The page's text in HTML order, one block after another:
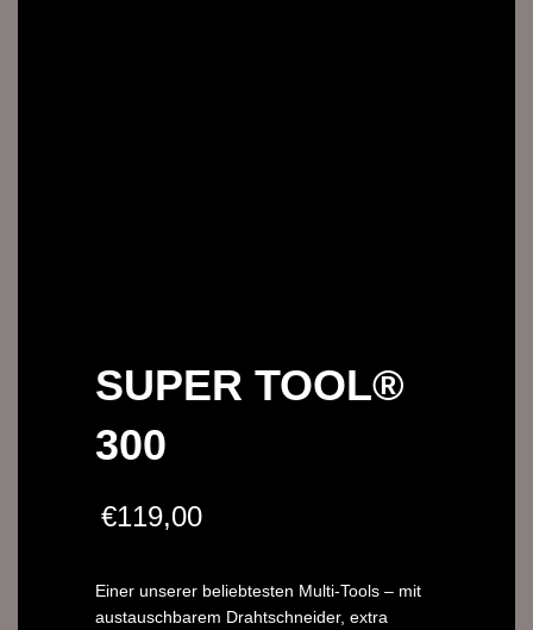
SUPER TOOL®
300
€119,00
Einer unserer beliebtesten Multi-Tools – mit
austauschbarem Drahtschneider, extra